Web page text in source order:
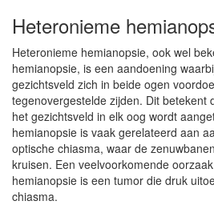
Heteronieme
Heteronieme hemianopsie, ook wel
hemianopsie, is een aandoening
gezichtsveld zich in beide ogen
tegenovergestelde zijden. Dit betekent
het gezichtsveld in elk oog wordt
hemianopsie is vaak gerelateerd aan
optische chiasma, waar de
kruisen. Een veelvoorkomende
hemianopsie is een tumor die druk
chiasma.